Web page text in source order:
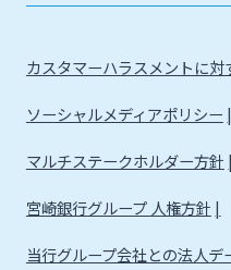
カスタマーハラスメントに対
ソーシャルメディアポリシー
マルチステークホルダー方針
宮崎銀行グループ 人権方針
当行グループ会社との法人